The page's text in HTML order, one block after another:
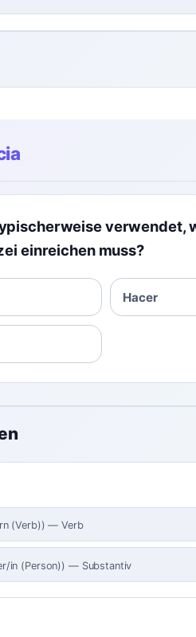
verwendet,
einreichen muss?
Hacer
(Verb)) —Verb
in (Person)) — Substantiv